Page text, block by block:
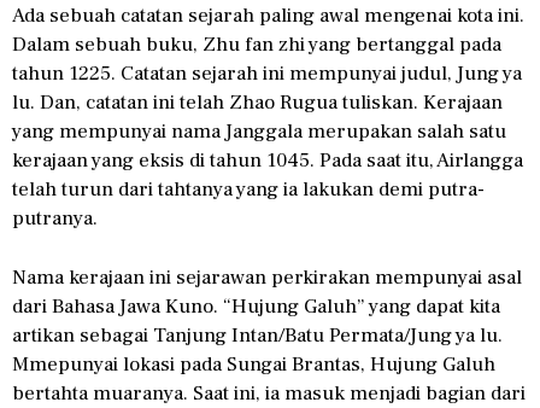
Ada sebuah catatan sejarah paling awal mengenai kota ini.
Dalam sebuah buku, Zhu fan zhi yang bertanggal pada
tahun 1225. Catatan sejarah ini mempunyai judul, Jung ya
lu. Dan, catatan ini telah Zhao Rugua tuliskan. Kerajaan
yang mempunyai nama Janggala merupakan salah satu
kerajaan yang eksis di tahun 1045. Pada saat itu, Airlangga
telah turun dari tahtanya yang ia lakukan demi putra-
putranya.
Nama kerajaan ini sejarawan perkirakan mempunyai asal
dari Bahasa Jawa Kuno. “Hujung Galuh” yang dapat kita
artikan sebagai Tanjung Intan/Batu Permata/Jung ya lu.
Mmepunyai lokasi pada Sungai Brantas, Hujung Galuh
bertahta muaranya. Saat ini, ia masuk menjadi bagian dari